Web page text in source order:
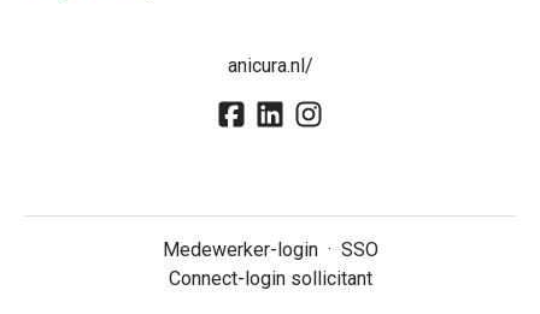
anicura.nl/
Medewerker-login · SSO
Connect-login sollicitant